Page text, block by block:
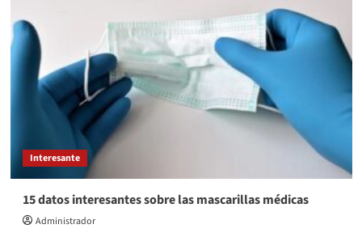
Interesante
15 datos interesantes sobre las mascarillas médicas
Administrador